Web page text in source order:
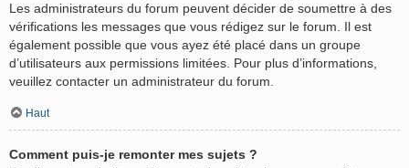
Les administrateurs du forum peuvent décider de soumettre à des
vérifications les messages que vous rédigez sur le forum. Il est
également possible que vous ayez été placé dans un groupe
d’utilisateurs aux permissions limitées. Pour plus d’informations,
veuillez contacter un administrateur du forum.
Haut
Comment puis-je remonter mes sujets ?